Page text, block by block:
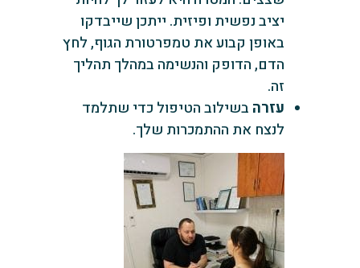
יציב נפשית ופיזית. ייתכן שייבדקו
באופן קבוע את טמפרטורת הגוף, לחץ
הדם, הדופק והנשימה במהלך תהליך
זה.
עזרה בשילוב הטיפול כדי שתלמד
לנצח את ההתמכרות שלך.